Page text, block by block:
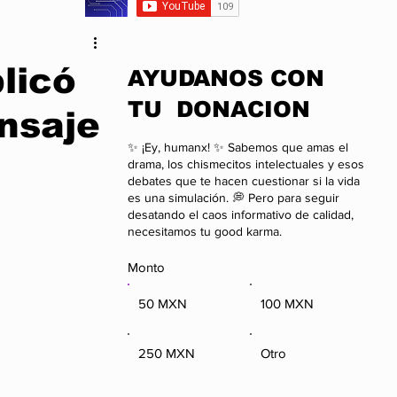
Negocios
​AYUDANOS CON
TU DONACION
✨ ¡Ey, humanx! ✨ Sabemos que amas el
drama, los chismecitos intelectuales y esos
debates que te hacen cuestionar si la vida
es una simulación. 💭 Pero para seguir
desatando el caos informativo de calidad,
necesitamos tu good karma.
Monto
50 MXN 100 MXN
250 MXN Otro